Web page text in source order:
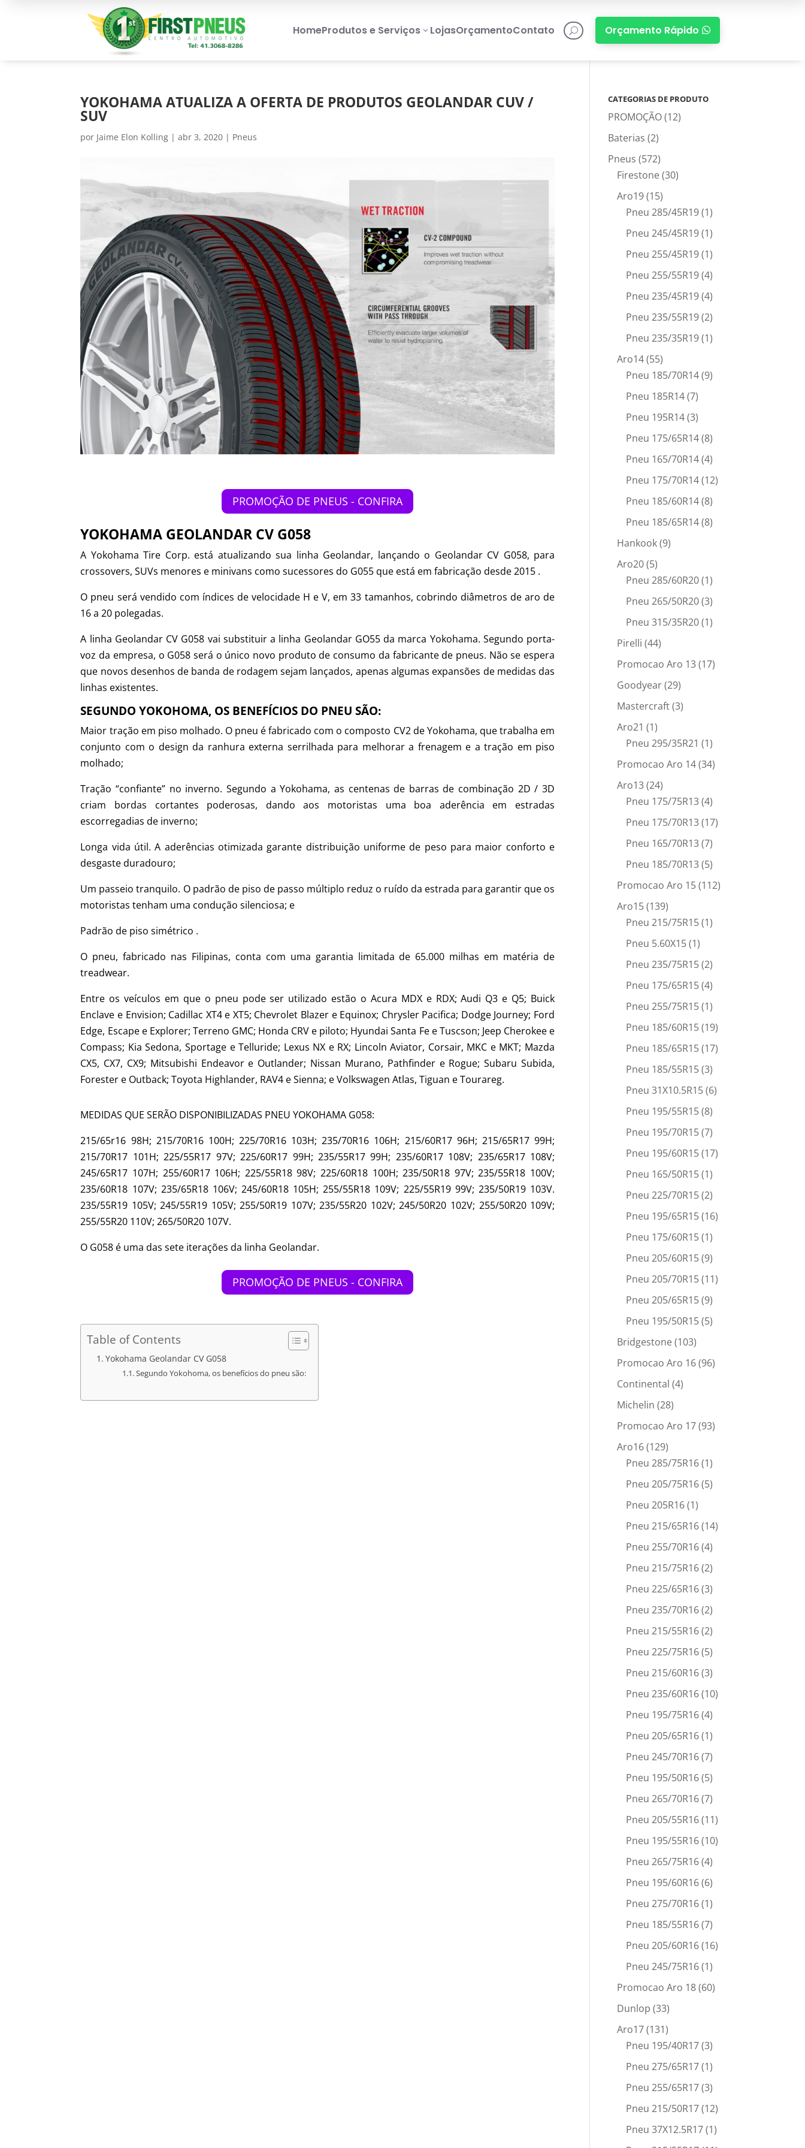
HomeProdutos e Serviços3 LojasOrçamentoContato U Orçamento Rápido 
YOKOHAMA ATUALIZA A OFERTA DE PRODUTOS GEOLANDAR CUV /
SUV
por Jaime Elon Kolling |abr 3, 2020 | Pneus
PROMOÇÃO DE PNEUS - CONFIRA
YOKOHAMA GEOLANDAR CV G058
A Yokohama Tire Corp. está atualizando sua linha Geolandar, lançando o Geolandar CV G058, para
crossovers, SUVs menores e minivans como sucessores do G055 que está em fabricação desde 2015 .
O pneu será vendido com índices de velocidade H e V, em 33 tamanhos, cobrindo diâmetros de aro de
16 a 20 polegadas.
A linha Geolandar CV G058 vai substituir a linha Geolandar GO55 da marca Yokohama. Segundo porta-
voz da empresa, o G058 será o único novo produto de consumo da fabricante de pneus. Não se espera
que novos desenhos de banda de rodagem sejam lançados, apenas algumas expansões de medidas das
linhas existentes.
SEGUNDO YOKOHOMA, OS BENEFÍCIOS DO PNEU SÃO:
Maior tração em piso molhado. O pneu é fabricado com o composto CV2 de Yokohama, que trabalha em
conjunto com o design da ranhura externa serrilhada para melhorar a frenagem e a tração em piso
molhado;
Tração “confiante” no inverno. Segundo a Yokohama, as centenas de barras de combinação 2D / 3D
criam bordas cortantes poderosas, dando aos motoristas uma boa aderência em estradas
escorregadias de inverno;
Longa vida útil. A aderências otimizada garante distribuição uniforme de peso para maior conforto e
desgaste duradouro;
Um passeio tranquilo. O padrão de piso de passo múltiplo reduz o ruído da estrada para garantir que os
motoristas tenham uma condução silenciosa; e
Padrão de piso simétrico .
O pneu, fabricado nas Filipinas, conta com uma garantia limitada de 65.000 milhas em matéria de
treadwear.
Entre os veículos em que o pneu pode ser utilizado estão o Acura MDX e RDX; Audi Q3 e Q5; Buick
Enclave e Envision; Cadillac XT4 e XT5; Chevrolet Blazer e Equinox; Chrysler Pacifica; Dodge Journey; Ford
Edge, Escape e Explorer; Terreno GMC; Honda CRV e piloto; Hyundai Santa Fe e Tuscson; Jeep Cherokee e
Compass; Kia Sedona, Sportage e Telluride; Lexus NX e RX; Lincoln Aviator, Corsair, MKC e MKT; Mazda
CX5, CX7, CX9; Mitsubishi Endeavor e Outlander; Nissan Murano, Pathfinder e Rogue; Subaru Subida,
Forester e Outback; Toyota Highlander, RAV4 e Sienna; e Volkswagen Atlas, Tiguan e Tourareg.
MEDIDAS QUE SERÃO DISPONIBILIZADAS PNEU YOKOHAMA G058:
215/65r16 98H; 215/70R16 100H; 225/70R16 103H; 235/70R16 106H; 215/60R17 96H; 215/65R17 99H;
215/70R17 101H; 225/55R17 97V; 225/60R17 99H; 235/55R17 99H; 235/60R17 108V; 235/65R17 108V;
245/65R17 107H; 255/60R17 106H; 225/55R18 98V; 225/60R18 100H; 235/50R18 97V; 235/55R18 100V;
235/60R18 107V; 235/65R18 106V; 245/60R18 105H; 255/55R18 109V; 225/55R19 99V; 235/50R19 103V.
235/55R19 105V; 245/55R19 105V; 255/50R19 107V; 235/55R20 102V; 245/50R20 102V; 255/50R20 109V;
255/55R20 110V; 265/50R20 107V.
O G058 é uma das sete iterações da linha Geolandar.
PROMOÇÃO DE PNEUS - CONFIRA
Table of Contents
Yokohama Geolandar CV G058
Segundo Yokohoma, os benefícios do pneu são:
CATEGORIAS DE PRODUTO
PROMOÇÃO(12)
Baterias (2)
Pneus (572)
Firestone(30)
Aro19(15)
Pneu 285/45R19(1)
Pneu 245/45R19(1)
Pneu 255/45R19(1)
Pneu 255/55R19(4)
Pneu 235/45R19(4)
Pneu 235/55R19(2)
Pneu 235/35R19(1)
Aro14(55)
Pneu 185/70R14(9)
Pneu 185R14(7)
Pneu 195R14(3)
Pneu 175/65R14(8)
Pneu 165/70R14(4)
Pneu 175/70R14(12)
Pneu 185/60R14(8)
Pneu 185/65R14(8)
Hankook(9)
Aro20(5)
Pneu 285/60R20(1)
Pneu 265/50R20(3)
Pneu 315/35R20(1)
Pirelli (44)
Promocao Aro 13(17)
Goodyear(29)
Mastercraft(3)
Aro21 (1)
Pneu 295/35R21 (1)
Promocao Aro 14(34)
Aro13(24)
Pneu 175/75R13(4)
Pneu 175/70R13(17)
Pneu 165/70R13(7)
Pneu 185/70R13(5)
Promocao Aro 15(112)
Aro15(139)
Pneu 215/75R15(1)
Pneu 5.60X15(1)
Pneu 235/75R15(2)
Pneu 175/65R15(4)
Pneu 255/75R15(1)
Pneu 185/60R15(19)
Pneu 185/65R15(17)
Pneu 185/55R15(3)
Pneu 31X10.5R15(6)
Pneu 195/55R15(8)
Pneu 195/70R15(7)
Pneu 195/60R15(17)
Pneu 165/50R15(1)
Pneu 225/70R15(2)
Pneu 195/65R15(16)
Pneu 175/60R15(1)
Pneu 205/60R15(9)
Pneu 205/70R15(11)
Pneu 205/65R15(9)
Pneu 195/50R15(5)
Bridgestone(103)
Promocao Aro 16(96)
Continental (4)
Michelin (28)
Promocao Aro 17(93)
Aro16(129)
Pneu 285/75R16(1)
Pneu 205/75R16(5)
Pneu 205R16(1)
Pneu 215/65R16(14)
Pneu 255/70R16(4)
Pneu 215/75R16(2)
Pneu 225/65R16(3)
Pneu 235/70R16(2)
Pneu 215/55R16(2)
Pneu 225/75R16(5)
Pneu 215/60R16(3)
Pneu 235/60R16(10)
Pneu 195/75R16(4)
Pneu 205/65R16(1)
Pneu 245/70R16(7)
Pneu 195/50R16(5)
Pneu 265/70R16(7)
Pneu 205/55R16(11)
Pneu 195/55R16(10)
Pneu 265/75R16(4)
Pneu 195/60R16(6)
Pneu 275/70R16(1)
Pneu 185/55R16(7)
Pneu 205/60R16(16)
Pneu 245/75R16(1)
Promocao Aro 18(60)
Dunlop (33)
Aro17(131)
Pneu 195/40R17(3)
Pneu 275/65R17(1)
Pneu 255/65R17(3)
Pneu 215/50R17(12)
Pneu 37X12.5R17(1)